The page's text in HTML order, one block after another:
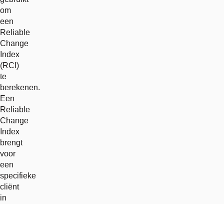
om
een
Reliable
Change
Index
(RCI)
te
berekenen.
Een
Reliable
Change
Index
brengt
voor
een
specifieke
cliënt
in